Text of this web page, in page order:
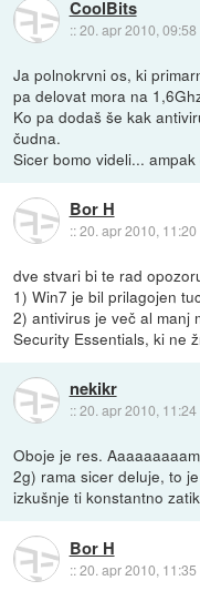
CoolBits
::20. apr 2010, 09:58
Ja polnokrvni os, ki
pa delovat mora na
Ko pa dodaš še kak
čudna.
Sicer bomo videli...
Bor H
::20. apr 2010, 11:20
dve stvari bi te rad
1) Win7 je bil prilagojen
2) antivirus je več al manj
Security Essentials, ki ne
nekikr
::20. apr 2010, 11:24
Oboje je res.
2g) rama sicer deluje, to
izkušnje ti konstantno
Bor H
::20. apr 2010, 11:35